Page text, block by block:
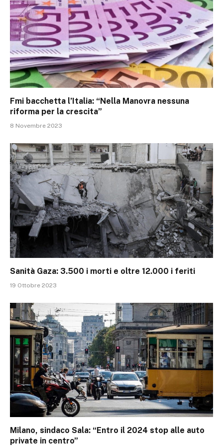
Fmi bacchetta l’Italia: “Nella Manovra nessuna
riforma per la crescita”
8 Novembre 2023
Sanità Gaza: 3.500 i morti e oltre 12.000 i feriti
19 Ottobre 2023
Milano, sindaco Sala: “Entro il 2024 stop alle auto
private in centro”